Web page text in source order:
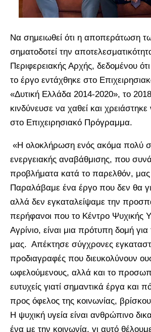
Να σημειωθεί ότι η αποπεράτωση
σηματοδοτεί την
Περιφερειακής Αρχής, δεδομένου
το έργο εντάχθηκε στο
«Δυτική Ελλάδα 2014-2020», το
κινδύνευσε να χαθεί και
στο Επιχειρησιακό Πρόγραμμα.
«Η ολοκλήρωση ενός ακόμα πολύ
ενεργειακής αναβάθμισης, που
προβλήματα κατά το παρελθόν, μας
Παραλάβαμε ένα έργο που δεν θα
αλλά δεν εγκαταλείψαμε την
περήφανοι που το Κέντρο Ψυχικής
Αγρίνιο, είναι μια πρότυπη δομή
μας. Απέκτησε σύγχρονες
προδιαγραφές που διευκολύνουν
ωφελούμενους, αλλά και το
ευτυχείς γιατί σημαντικά έργα και
προς όφελος της κοινωνίας,
Η ψυχική υγεία είναι ανθρώπινο
ένα με την κοινωνία, γι αυτό